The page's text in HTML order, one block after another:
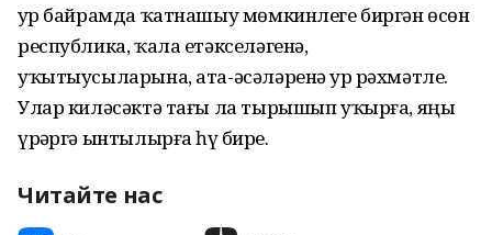
ҙур байрамда ҡатнашыу мөмкинлеге биргән өсөн
республика, ҡала етәкселәгенә,
уҡытыусыларына, ата-әсәләренә ҙур рәхмәтле.
Улар киләсәктә тағы ла тырышып уҡырға, яңы
үрҙәргә ынтылырға һүҙ бирҙе.
Читайте нас